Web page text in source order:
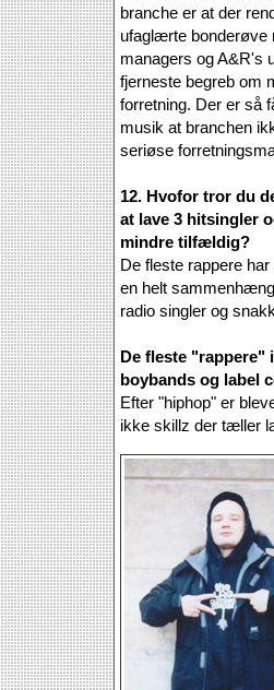
branche er at der
ufaglærte bonderøve
managers og A&R's
fjerneste begreb om
forretning. Der er så
musik at branchen
seriøse
12. Hvofor tror du
at lave 3 hitsingler
mindre tilfældig?
De fleste rappere
en helt
radio singler og
De fleste "rappere"
boybands og label
Efter "hiphop" er
ikke skillz der tæller